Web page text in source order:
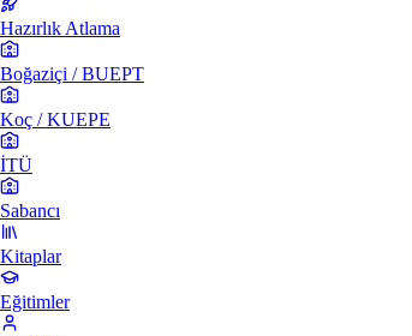
Hazırlık Atlama
Boğaziçi / BUEPT
Koç / KUEPE
İTÜ
Sabancı
Kitaplar
Eğitimler